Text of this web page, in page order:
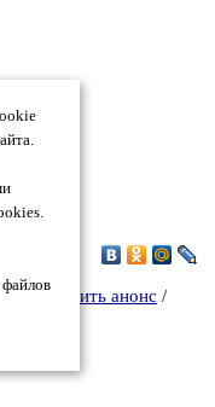
war
/Разместить анонс /